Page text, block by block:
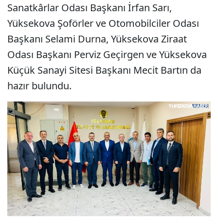
Sanatkârlar Odası Başkanı İrfan Sarı,
Yüksekova Şoförler ve Otomobilciler Odası
Başkanı Selami Durna, Yüksekova Ziraat
Odası Başkanı Perviz Geçirgen ve Yüksekova
Küçük Sanayi Sitesi Başkanı Mecit Bartın da
hazır bulundu.